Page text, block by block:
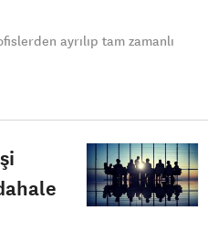
ayrılıp tam zamanlı